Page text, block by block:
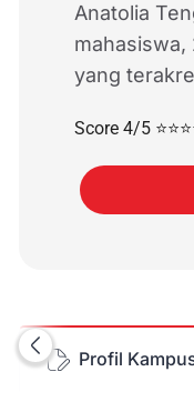
Anatolia
yang
Score 4/5
Profil